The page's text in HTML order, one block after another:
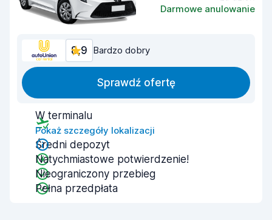
Darmowe anulowanie
8,9 Bardzo dobry
Sprawdź ofertę
W terminalu
Pokaż szczegóły lokalizacji
Średni depozyt
Natychmiastowe potwierdzenie!
Nieograniczony przebieg
Pełna przedpłata